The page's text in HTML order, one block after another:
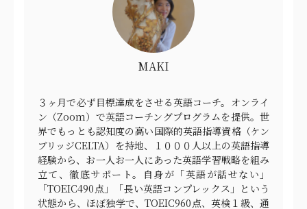
MAKI
３ヶ月で必ず目標達成をさせる英語コーチ。オンライ
ン（Zoom）で英語コーチングプログラムを提供。世
界でもっとも認知度の高い国際的英語指導資格（ケン
ブリッジCELTA）を持地、１０００人以上の英語指導
経験から、お一人お一人にあった英語学習戦略を組み
立て、徹底サポート。自身が「英語が話せない」
「TOEIC490点」「長い英語コンプレックス」という
状態から、ほぼ独学で、TOEIC960点、英検１級、通